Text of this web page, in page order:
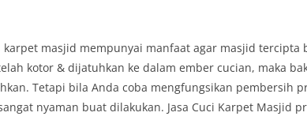
masjid mempunyai manfaat agar masjid tercipta
kotor & dijatuhkan ke dalam ember cucian, maka
Tetapi bila Anda coba mengfungsikan pembersih
nyaman buat dilakukan. Jasa Cuci Karpet Masjid